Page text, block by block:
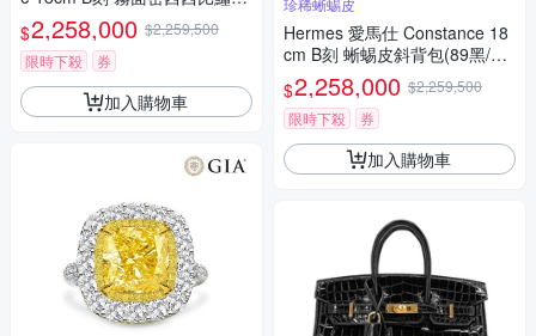
皮斜背包(37駝金/附鏡子/金釦)
$2,258,000 $2,259,500
限時下殺
券
加入購物車
珍稀蜥蜴皮
Hermes 愛馬仕 Constance 18
cm B刻 蜥蜴皮斜背包(89黑/銀
釦)
$2,258,000 $2,259,500
限時下殺
券
加入購物車